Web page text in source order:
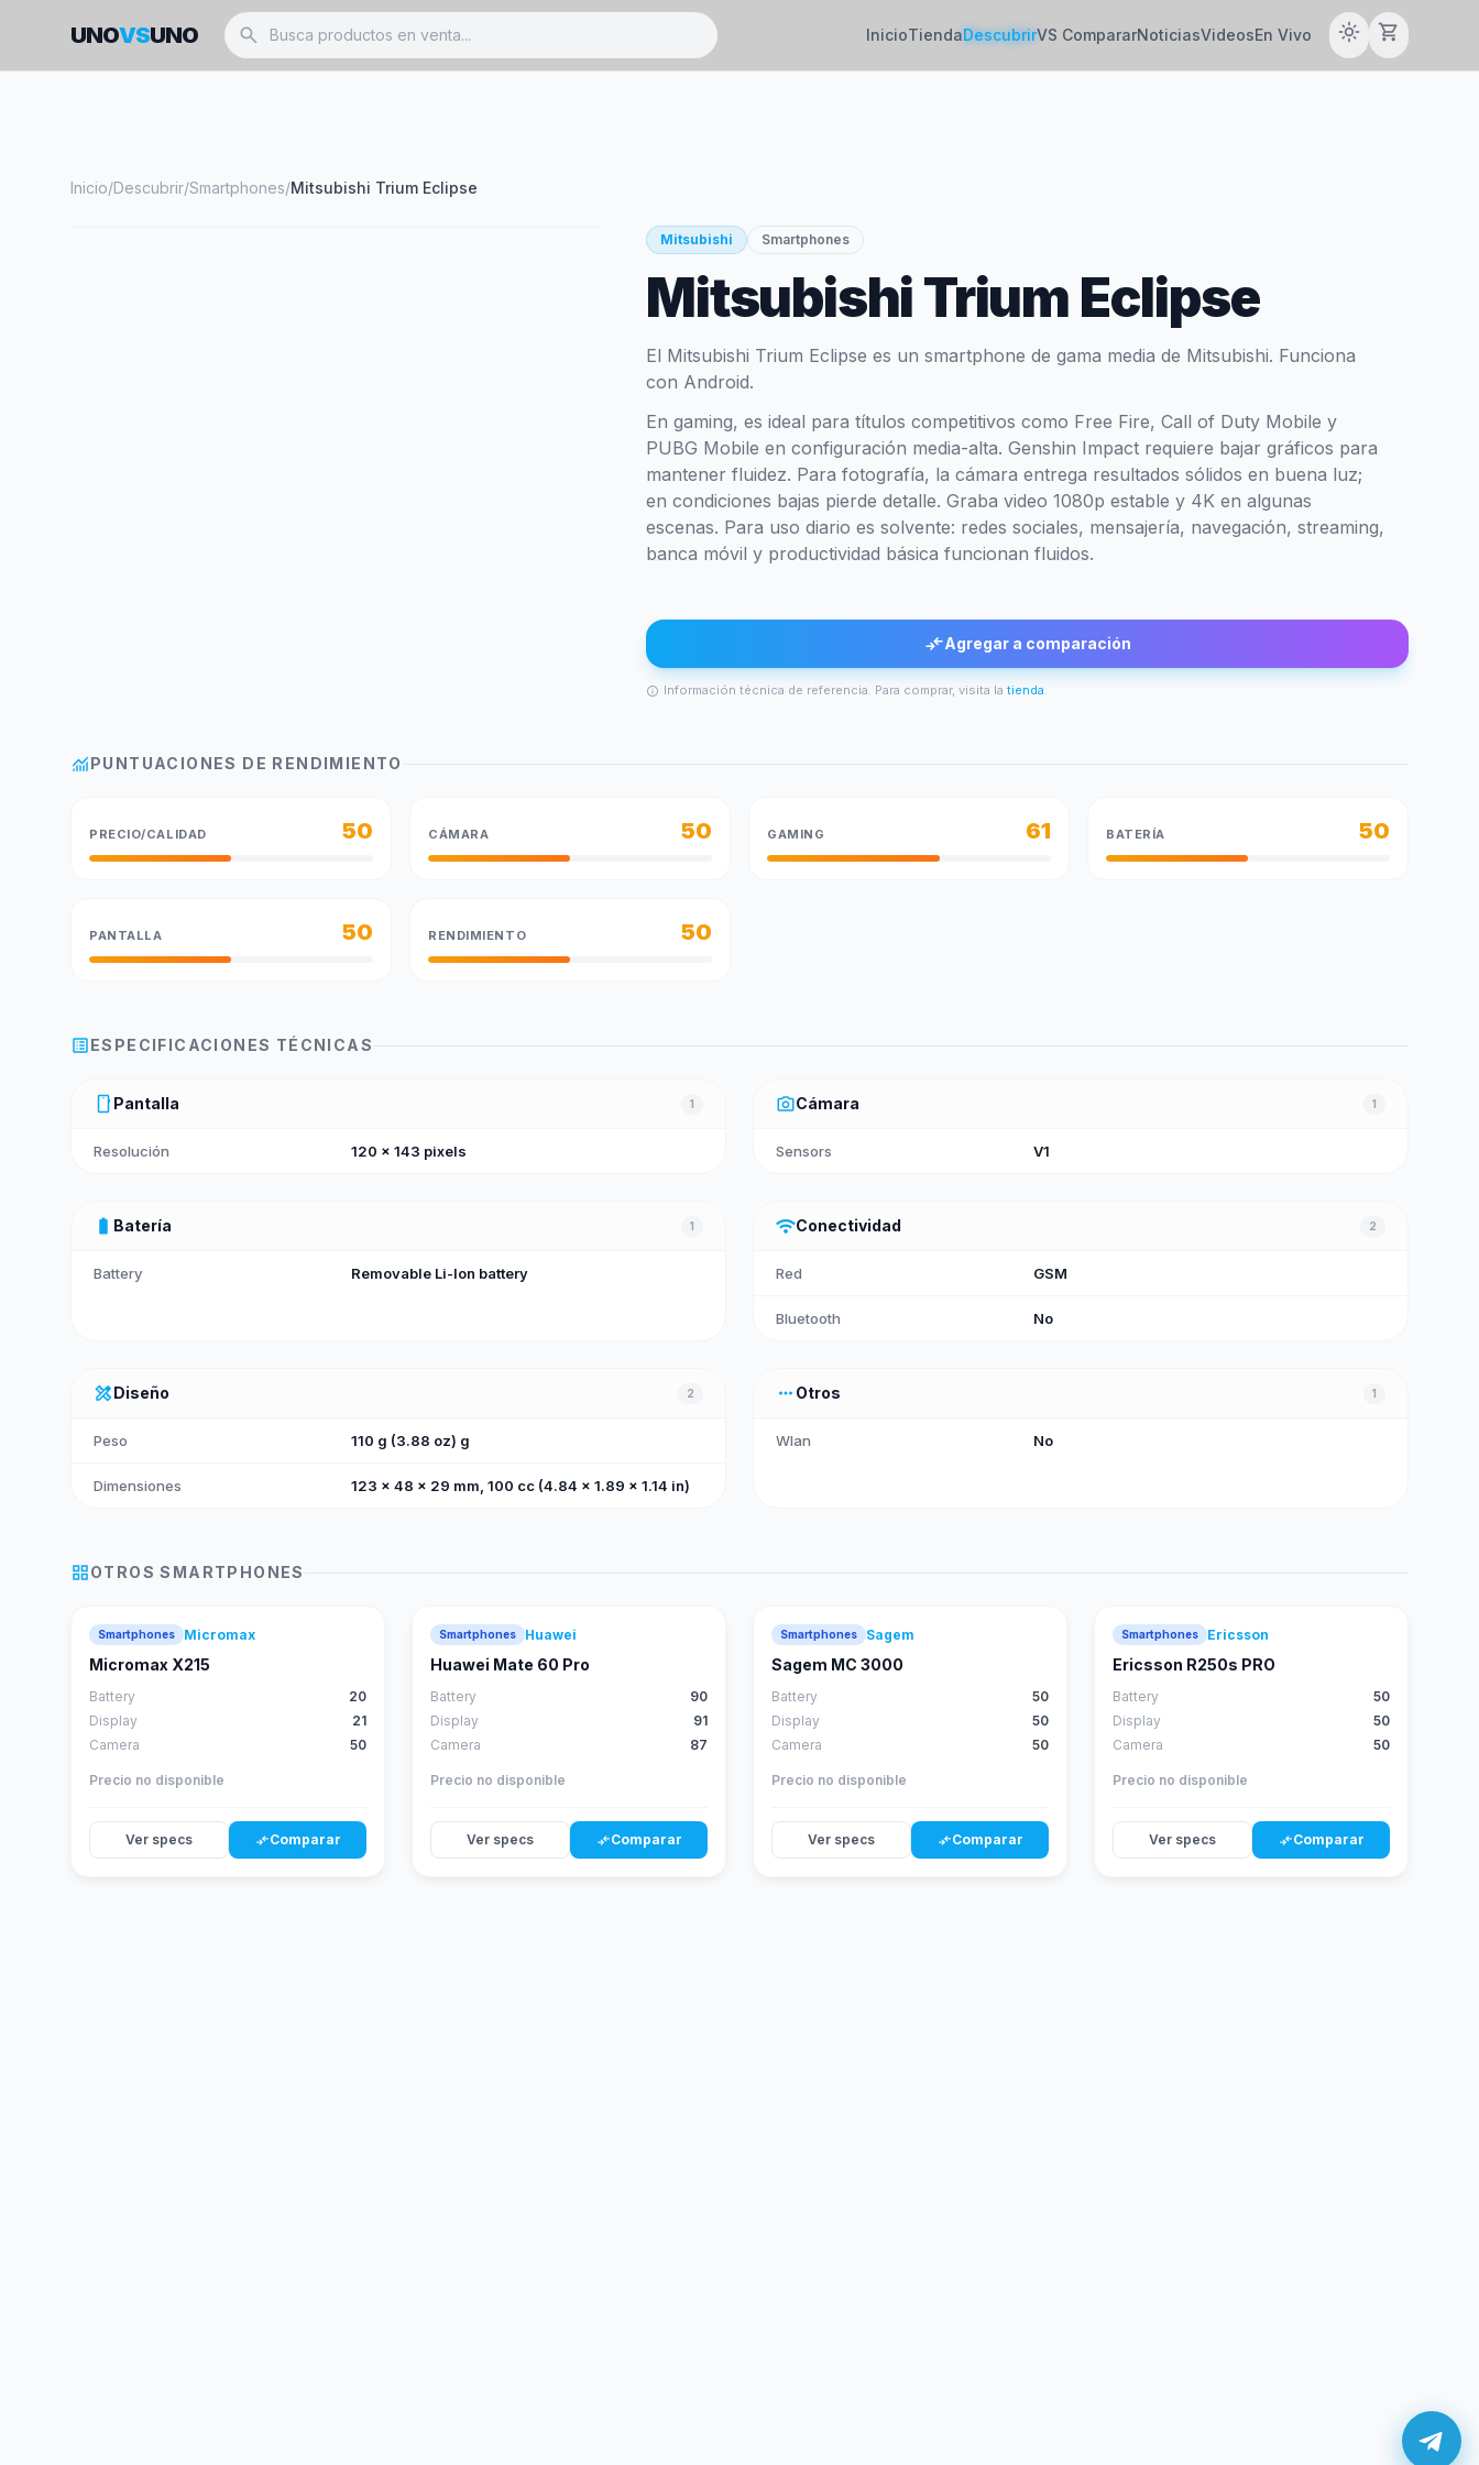
UNOVSUNO search InicioTiendaDescubrirVS CompararNoticiasVideosEn Vivo light_mode shopping_cart
Inicio/Descubrir/Smartphones/Mitsubishi Trium Eclipse
Mitsubishi Smartphones
Mitsubishi Trium Eclipse
El Mitsubishi Trium Eclipse es un smartphone de gama media de Mitsubishi. Funciona
con Android.
En gaming, es ideal para títulos competitivos como Free Fire, Call of Duty Mobile y
PUBG Mobile en configuración media-alta. Genshin Impact requiere bajar gráficos para
mantener fluidez. Para fotografía, la cámara entrega resultados sólidos en buena luz;
en condiciones bajas pierde detalle. Graba video 1080p estable y 4K en algunas
escenas. Para uso diario es solvente: redes sociales, mensajería, navegación, streaming,
banca móvil y productividad básica funcionan fluidos.
compare_arrowsAgregar a comparación
info Información técnica de referencia. Para comprar, visita la tienda.
monitoringPUNTUACIONES DE RENDIMIENTO
PRECIO/CALIDAD 50 CÁMARA 50 GAMING 61 BATERÍA 50
PANTALLA 50 RENDIMIENTO 50
list_altESPECIFICACIONES TÉCNICAS
smartphone Pantalla 1
Resolución 120 x 143 pixels
photo_cameraCámara 1
Sensors V1
battery_full Batería 1
Battery Removable Li-Ion battery
wifiConectividad 2
Red GSM
Bluetooth No
design_servicesDiseño 2
Peso 110 g (3.88 oz) g
Dimensiones 123 x 48 x 29 mm, 100 cc (4.84 x 1.89 x 1.14 in)
more_horiz Otros 1
Wlan No
grid_viewOTROSSMARTPHONES
Smartphones Micromax
Micromax X215
Battery
20
Display
21
Camera
50
Precio no disponible
Ver specs compare_arrowsComparar
Smartphones Huawei
Huawei Mate 60 Pro
Battery
90
Display
91
Camera
87
Precio no disponible
Ver specs compare_arrowsComparar
Smartphones Sagem
Sagem MC 3000
Battery
50
Display
50
Camera
50
Precio no disponible
Ver specs compare_arrowsComparar
Smartphones Ericsson
Ericsson R250s PRO
Battery
50
Display
50
Camera
50
Precio no disponible
Ver specs compare_arrowsComparar